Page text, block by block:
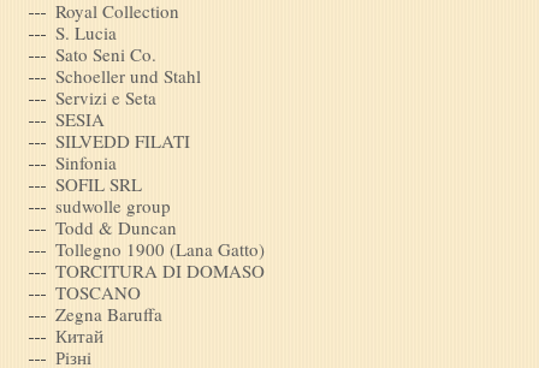
Royal Collection
S. Lucia
Sato Seni Co.
Schoeller und Stahl
Servizi e Seta
SESIA
SILVEDD FILATI
Sinfonia
SOFIL SRL
sudwolle group
Todd & Duncan
Tollegno 1900 (Lana Gatto)
TORCITURA DI DOMASO
TOSCANO
Zegna Baruffa
Китай
Рiзнi